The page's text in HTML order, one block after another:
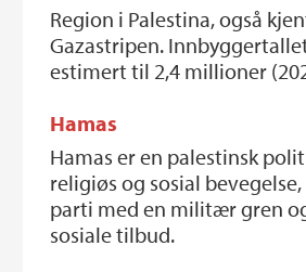
Region i Palestina, også
Gazastripen.
estimert til 2,4 millioner
Hamas
Hamas er en palestinsk
religiøs og sosial
parti med en militær gren
sosiale tilbud.